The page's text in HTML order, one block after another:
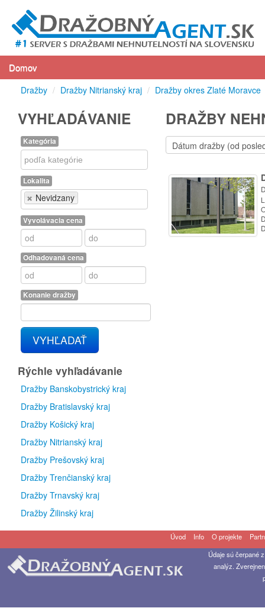
Domov
Dražby / Dražby Nitrianský kraj / Dražby okres Zlaté Moravce
VYHĽADÁVANIE
Kategória
Kategória
Lokalita
Nevidzany
Lokalita
Vyvolávacia cena
Odhadovaná cena
Konanie dražby
VYHĽADAŤ
Rýchle vyhľadávanie
Dražby Banskobystrický kraj
Dražby Bratislavský kraj
Dražby Košický kraj
Dražby Nitrianský kraj
Dražby Prešovský kraj
Dražby Trenčianský kraj
Dražby Trnavský kraj
Dražby Žilinský kraj
DRAŽBY
Úvod Info O projekte
Údaje sú čerpané
analýz.